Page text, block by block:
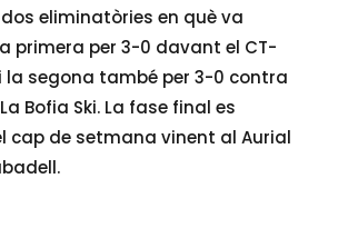
eliminatòries en què va
primera per 3-0 davant el CT-
la segona també per 3-0 contra
Bofia Ski. La fase final es
cap de setmana vinent al Aurial